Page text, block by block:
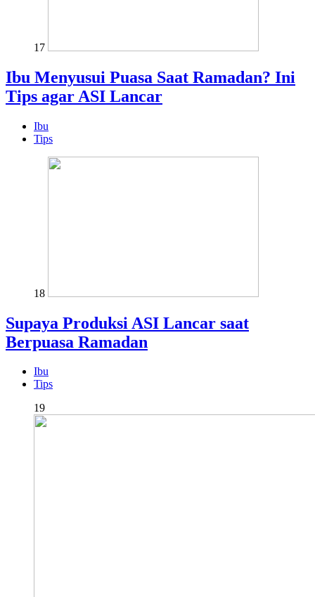
17
Ibu Menyusui Puasa Saat Ramadan? Ini
Tips agar ASI Lancar
Ibu
Tips
18
Supaya Produksi ASI Lancar saat
Berpuasa Ramadan
Ibu
Tips
19